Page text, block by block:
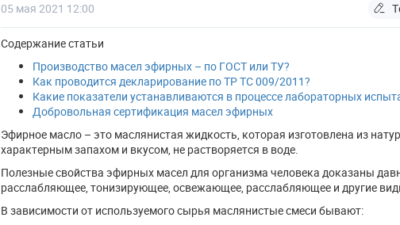
05 мая 2021 12:00
Содержание статьи
Производство масел эфирных – по ГОСТ или ТУ?
Как проводится декларирование по ТР ТС 009/2011?
Какие показатели устанавливаются в процессе лабораторных
Добровольная сертификация масел эфирных
Эфирное масло – это маслянистая жидкость, которая изготовлена из
характерным запахом и вкусом, не растворяется в воде.
Полезные свойства эфирных масел для организма человека доказаны
расслабляющее, тонизирующее, освежающее, расслабляющее и другие
В зависимости от используемого сырья маслянистые смеси бывают: